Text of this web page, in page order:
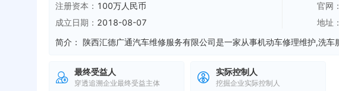
注册资本： 100万人民币
成立日期： 2018-08-07
官网：
地址：
简介：
最终受益人
穿透追溯企业最终受益主体
实际控制人
挖掘企业实际控制人